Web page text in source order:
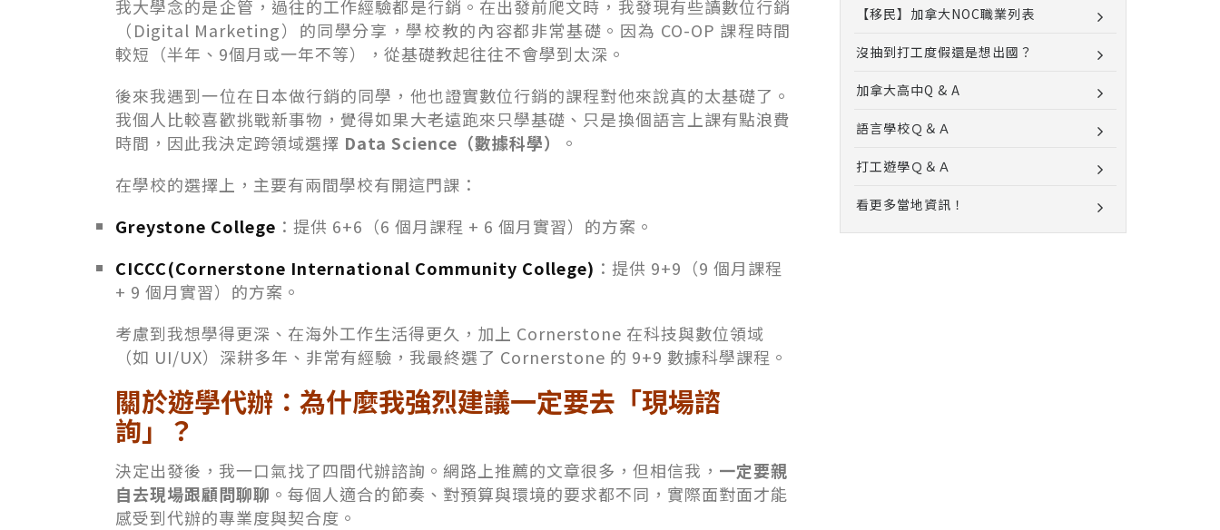
我大學念的是企管，過往的工作經驗都是行銷。在出發前爬文時，我發現有些讀數位行銷
（Digital Marketing）的同學分享，學校教的內容都非常基礎。因為 CO-OP 課程時間
較短（半年、9個月或一年不等），從基礎教起往往不會學到太深。
後來我遇到一位在日本做行銷的同學，他也證實數位行銷的課程對他來說真的太基礎了。
我個人比較喜歡挑戰新事物，覺得如果大老遠跑來只學基礎、只是換個語言上課有點浪費
時間，因此我決定跨領域選擇 Data Science（數據科學）
。
在學校的選擇上，主要有兩間學校有開這門課：
Greystone College ：提供 6+6（6 個月課程 + 6 個月實習）的方案。
CICCC(Cornerstone International Community College) ：提供 9+9（9 個月課程
+ 9 個月實習）的方案。
考慮到我想學得更深、在海外工作生活得更久，加上 Cornerstone 在科技與數位領域
（如 UI/UX）深耕多年、非常有經驗，我最終選了 Cornerstone 的 9+9 數據科學課程。
關於遊學代辦：為什麼我強烈建議一定要去「現場諮
詢」？
決定出發後，我一口氣找了四間代辦諮詢。網路上推薦的文章很多，但相信我， 一定要親
自去現場跟顧問聊聊 。每個人適合的節奏、對預算與環境的要求都不同，實際面對面才能
感受到代辦的專業度與契合度。
【移民】加拿大NOC職業列表
沒抽到打工度假還是想出國？
加拿大高中Q & A
語言學校Ｑ＆Ａ
打工遊學Ｑ＆Ａ
看更多當地資訊！